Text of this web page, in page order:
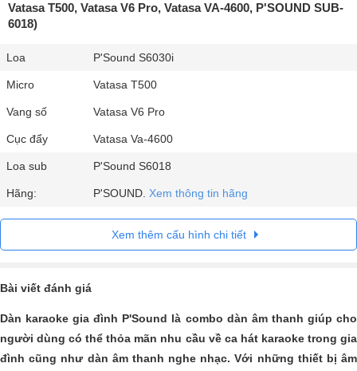
Vatasa T500, Vatasa V6 Pro, Vatasa VA-4600, P'SOUND SUB-
6018)
Loa P'Sound S6030i
Micro Vatasa T500
Vang số Vatasa V6 Pro
Cục đẩy Vatasa Va-4600
Loa sub P'Sound S6018
Hãng: P'SOUND. Xem thông tin hãng
Xem thêm cấu hình chi tiết
Bài viết đánh giá
Dàn karaoke gia đình P'Sound là combo dàn âm thanh giúp cho
người dùng có thể thỏa mãn nhu cầu về ca hát karaoke trong gia
đình cũng như dàn âm thanh nghe nhạc. Với những thiết bị âm